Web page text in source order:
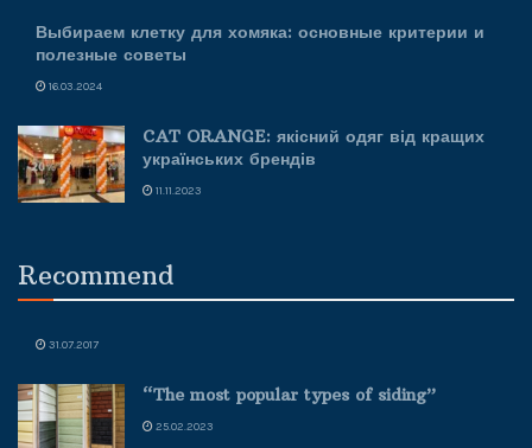
Выбираем клетку для хомяка: основные критерии и
полезные советы
16.03.2024
CAT ORANGE: якісний одяг від кращих
українських брендів
11.11.2023
Recommend
31.07.2017
“The most popular types of siding”
25.02.2023